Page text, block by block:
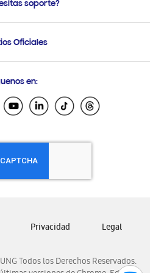
soporte?
vía eMail
Oficiales
Ecuador
El Salvador
Honduras
Nicaragua
Panamá
Venezuela
en:
Todos los Derechos Reservados.
Privacidad Legal